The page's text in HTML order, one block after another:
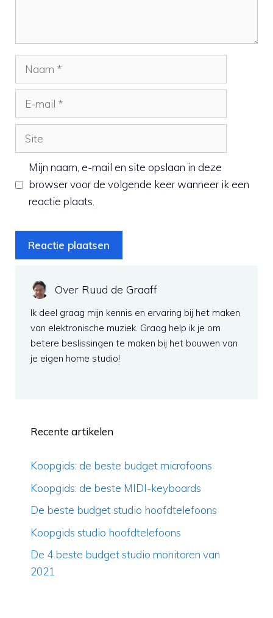
Naam
Site
Mijn naam, e-mail en site opslaan in deze
browser voor de volgende keer wanneer ik een
reactie plaats.
Over Ruud de Graaff
Ik deel graag mijn kennis en ervaring bij het maken
van elektronische muziek. Graag help ik je om
betere beslissingen te maken bij het bouwen van
je eigen home studio!
Recente artikelen
Koopgids: de beste budget microfoons
Koopgids: de beste MIDI-keyboards
De beste budget studio hoofdtelefoons
Koopgids studio hoofdtelefoons
De 4 beste budget studio monitoren van
2021